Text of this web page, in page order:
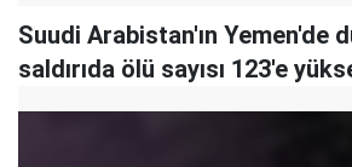
Suudi Arabistan'ın Yemen'de
saldırıda ölü sayısı 123'e